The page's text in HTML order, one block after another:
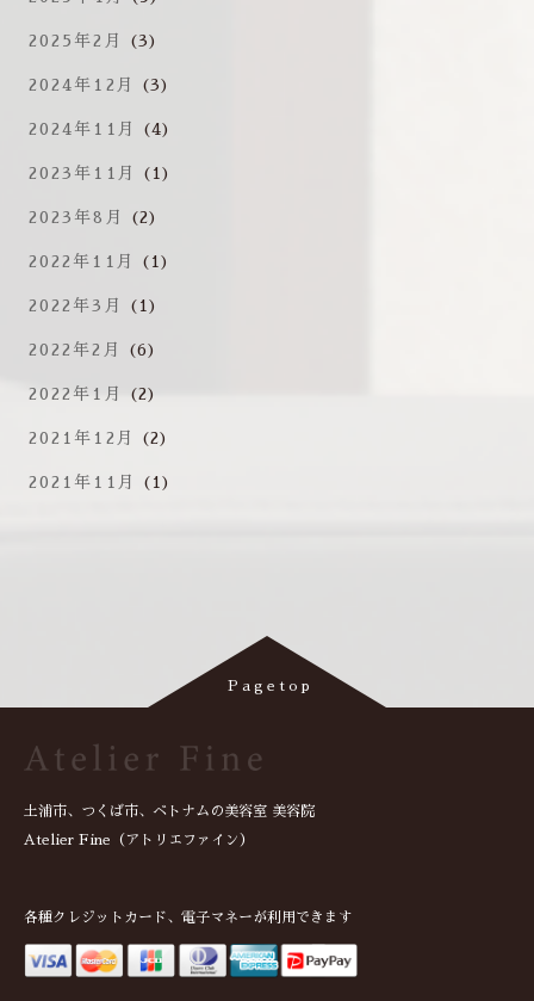
2025年2月 (3)
2024年12月 (3)
2024年11月 (4)
2023年11月 (1)
2023年8月 (2)
2022年11月 (1)
2022年3月 (1)
2022年2月 (6)
2022年1月 (2)
2021年12月 (2)
2021年11月 (1)
土浦市、つくば市、ベトナムの美容室 美容院
Atelier Fine（アトリエファイン）
各種クレジットカード、電子マネーが利用できます